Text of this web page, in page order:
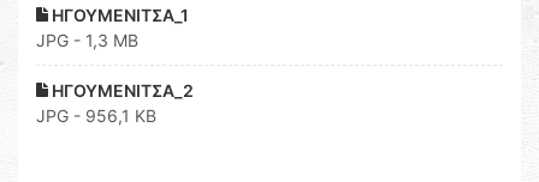
ΗΓΟΥΜΕΝΙΤΣΑ_1
JPG - 1,3 MB
ΗΓΟΥΜΕΝΙΤΣΑ_2
JPG - 956,1 KB